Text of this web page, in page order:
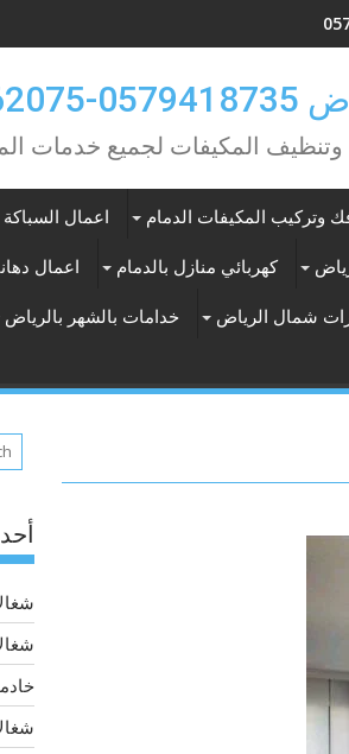
وتنظيف المكيفات لجميع
وتركيب المكيفات الدمام اعمال السباكة
كهربائي منازل بالدمام اعمال
شمال الرياض خدامات بالشهر بالرياض